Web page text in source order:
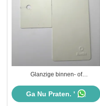
Glanzige binnen- of
Ga Nu Praten. '